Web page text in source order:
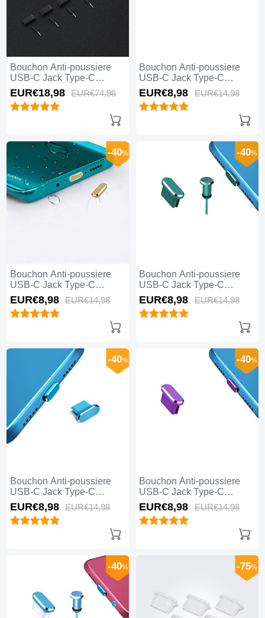
Bouchon Anti-poussiere
USB-C Jack Type-C
Universel 5PCS H02 pour
Apple iPhone 15 Plus Noir
EUR€18,98 EUR€74,98
Bouchon Anti-poussiere
USB-C Jack Type-C
Universel H17 pour Apple
iPhone 15 Plus Bleu
EUR€8,98 EUR€14,98
Bouchon Anti-poussiere
USB-C Jack Type-C
Universel H16 pour Apple
iPhone 15 Plus Or
-40%
EUR€8,98 EUR€14,98
Bouchon Anti-poussiere
USB-C Jack Type-C
Universel H15 pour Apple
iPhone 15 Plus Vert
-40%
EUR€8,98 EUR€14,98
Bouchon Anti-poussiere
USB-C Jack Type-C
Universel H14 pour Apple
iPhone 15 Plus Bleu
-40%
EUR€8,98 EUR€14,98
Bouchon Anti-poussiere
USB-C Jack Type-C
Universel H13 pour Apple
iPhone 15 Plus Violet
-40%
EUR€8,98 EUR€14,98
-40% -75%